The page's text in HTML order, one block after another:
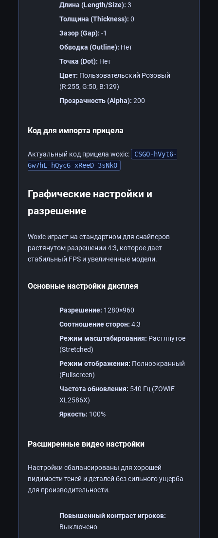
Длина (Length/Size): 3
Толщина (Thickness): 0
Зазор (Gap): -1
Обводка (Outline): Нет
Точка (Dot): Нет
Цвет: Пользовательский Розовый
(R:255, G:50, B:129)
Прозрачность (Alpha): 200
Код для импорта прицела
Актуальный код прицела woxic:
CSGO-hVyt6-
6w7hL-hQyc6-xReeD-3sNkO
Графические настройки и
разрешение
Woxic играет на стандартном для снайперов
растянутом разрешении 4:3, которое дает
стабильный FPS и увеличенные модели.
Основные настройки дисплея
Разрешение: 1280×960
Соотношение сторон: 4:3
Режим масштабирования: Растянутое
(Stretched)
Режим отображения: Полноэкранный
(Fullscreen)
Частота обновления: 540 Гц (ZOWIE
XL2586X)
Яркость: 100%
Расширенные видео настройки
Настройки сбалансированы для хорошей
видимости теней и деталей без сильного ущерба
для производительности.
Повышенный контраст игроков:
Выключено